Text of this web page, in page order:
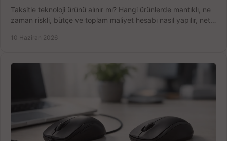
Taksitle teknoloji ürünü alınır mı? Hangi ürünlerde mantıklı, ne
zaman riskli, bütçe ve toplam maliyet hesabı nasıl yapılır, net
10 Haziran 2026